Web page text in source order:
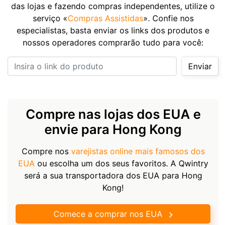
das lojas e fazendo compras independentes, utilize o
serviço «Compras Assistidas». Confie nos
especialistas, basta enviar os links dos produtos e
nossos operadores comprarão tudo para você:
Insira o link do produto
Enviar
Compre nas lojas dos EUA e
envie para Hong Kong
Compre nos varejistas online mais famosos dos
EUAou escolha um dos seus favoritos. A Qwintry
será a sua transportadora dos EUA para Hong
Kong!
Comece a comprar nos EUA